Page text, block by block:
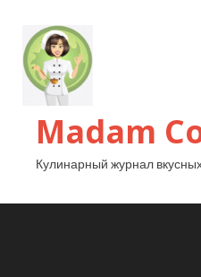
Madam
Кулинарный журнал